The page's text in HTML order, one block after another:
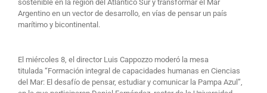
sostenible en la región del Atlántico Sur y transformar el Mar
Argentino en un vector de desarrollo, en vías de pensar un país
marítimo y bicontinental.
El miércoles 8, el director Luis Cappozzo moderó la mesa
titulada “Formación integral de capacidades humanas en Ciencias
del Mar: El desafío de pensar, estudiar y comunicar la Pampa Azul”,